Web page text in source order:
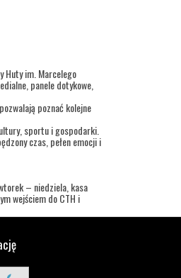
Huty im. Marcelego
panele dotykowe,
poznać kolejne
sportu i gospodarki.
czas, pełen emocji i
– niedziela, kasa
wejściem do CTH i